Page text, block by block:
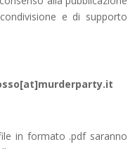
e di supporto
in formato .pdf saranno